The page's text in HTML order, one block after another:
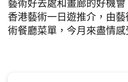
藝術好去處和畫廊的好機
香港藝術一日遊推介，由
術餐廳菜單，今月來盡情感